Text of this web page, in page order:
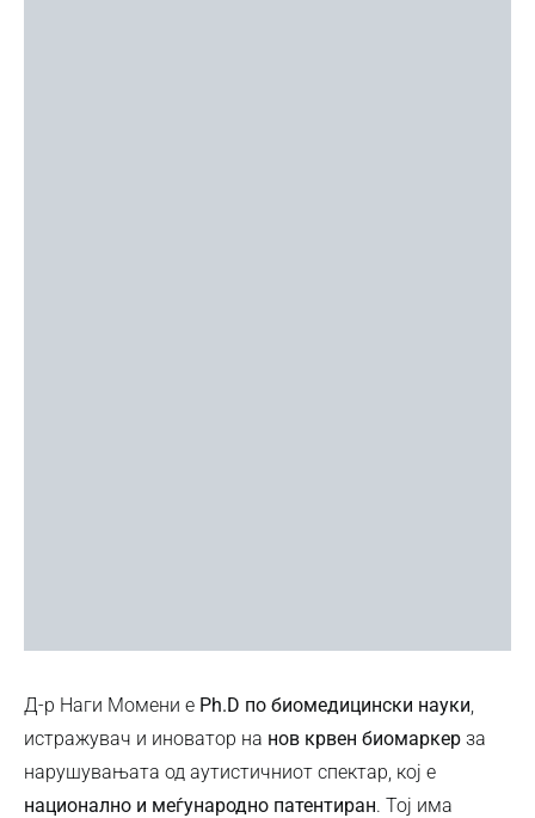
Д-р Наги Момени е Ph.D по биомедицински науки
истражувач и иноватор на нов крвен биомаркер за
нарушувањата од аутистичниот спектар, кој е
национално и меѓународно патентиран. Тој има